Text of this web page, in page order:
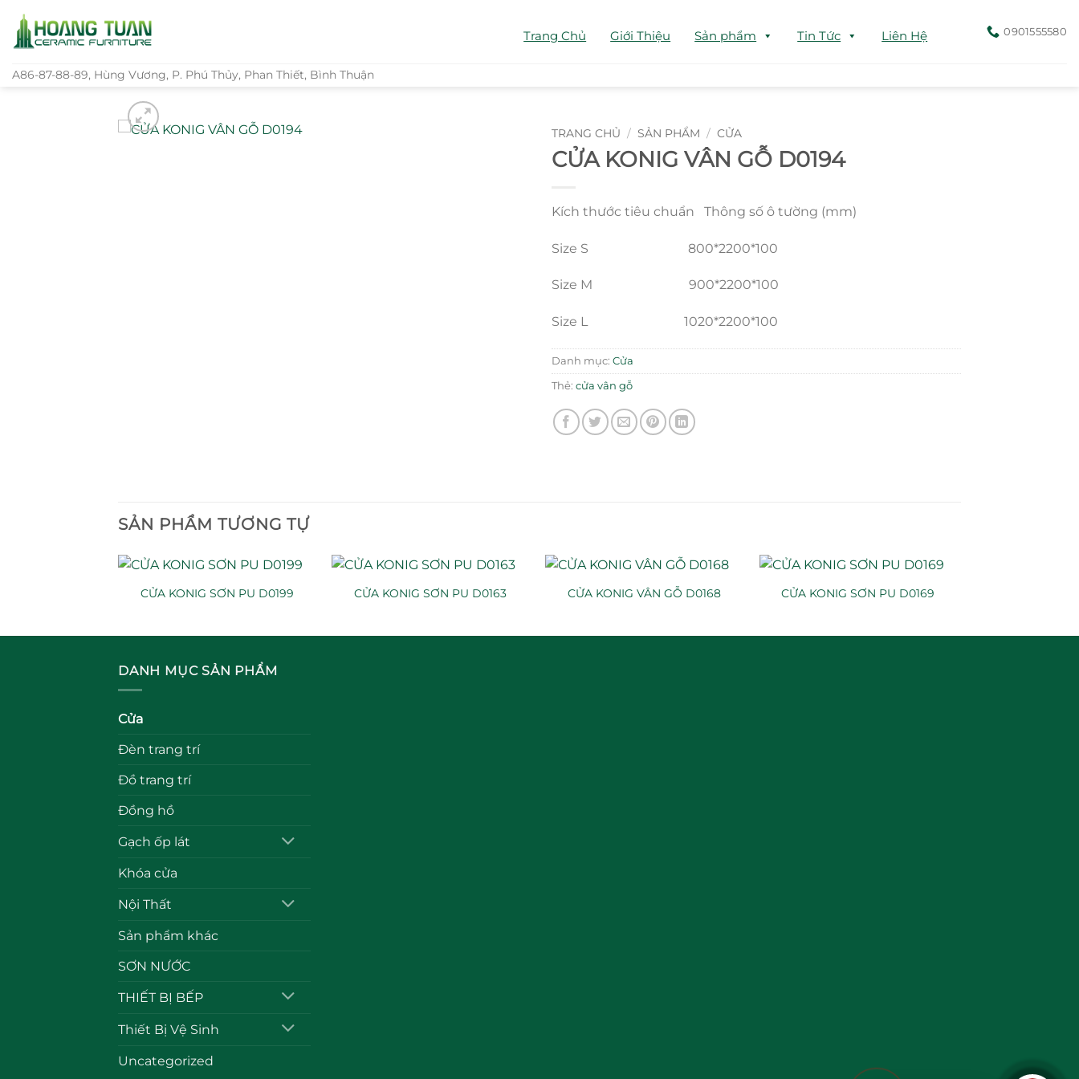
qua
nội
dung
Trang Chủ Giới Thiệu Sản phẩm Tin Tức Liên Hệ 0901555580
A86-87-88-89, Hùng Vương, P. Phú Thủy, Phan Thiết, Bình Thuận
TRANG CHỦ / SẢN PHẨM / CỬA
CỬA KONIG VÂN GỖ D0194
Kích thước tiêu chuẩn Thông số ô tường (mm)
Size S 800*2200*100
Size M 900*2200*100
Size L 1020*2200*100
Danh mục: Cửa
Thẻ: cửa vân gỗ
SẢN PHẨM TƯƠNG TỰ
CỬA KONIG SƠN PU D0199 CỬA KONIG SƠN PU D0163 CỬA KONIG VÂN GỖ D0168 CỬA KONIG SƠN PU D0169
DANH MỤC SẢN PHẨM
Cửa
Đèn trang trí
Đồ trang trí
Đồng hồ
Gạch ốp lát
Khóa cửa
Nội Thất
Sản phẩm khác
SƠN NƯỚC
THIẾT BỊ BẾP
Thiết Bị Vệ Sinh
Uncategorized